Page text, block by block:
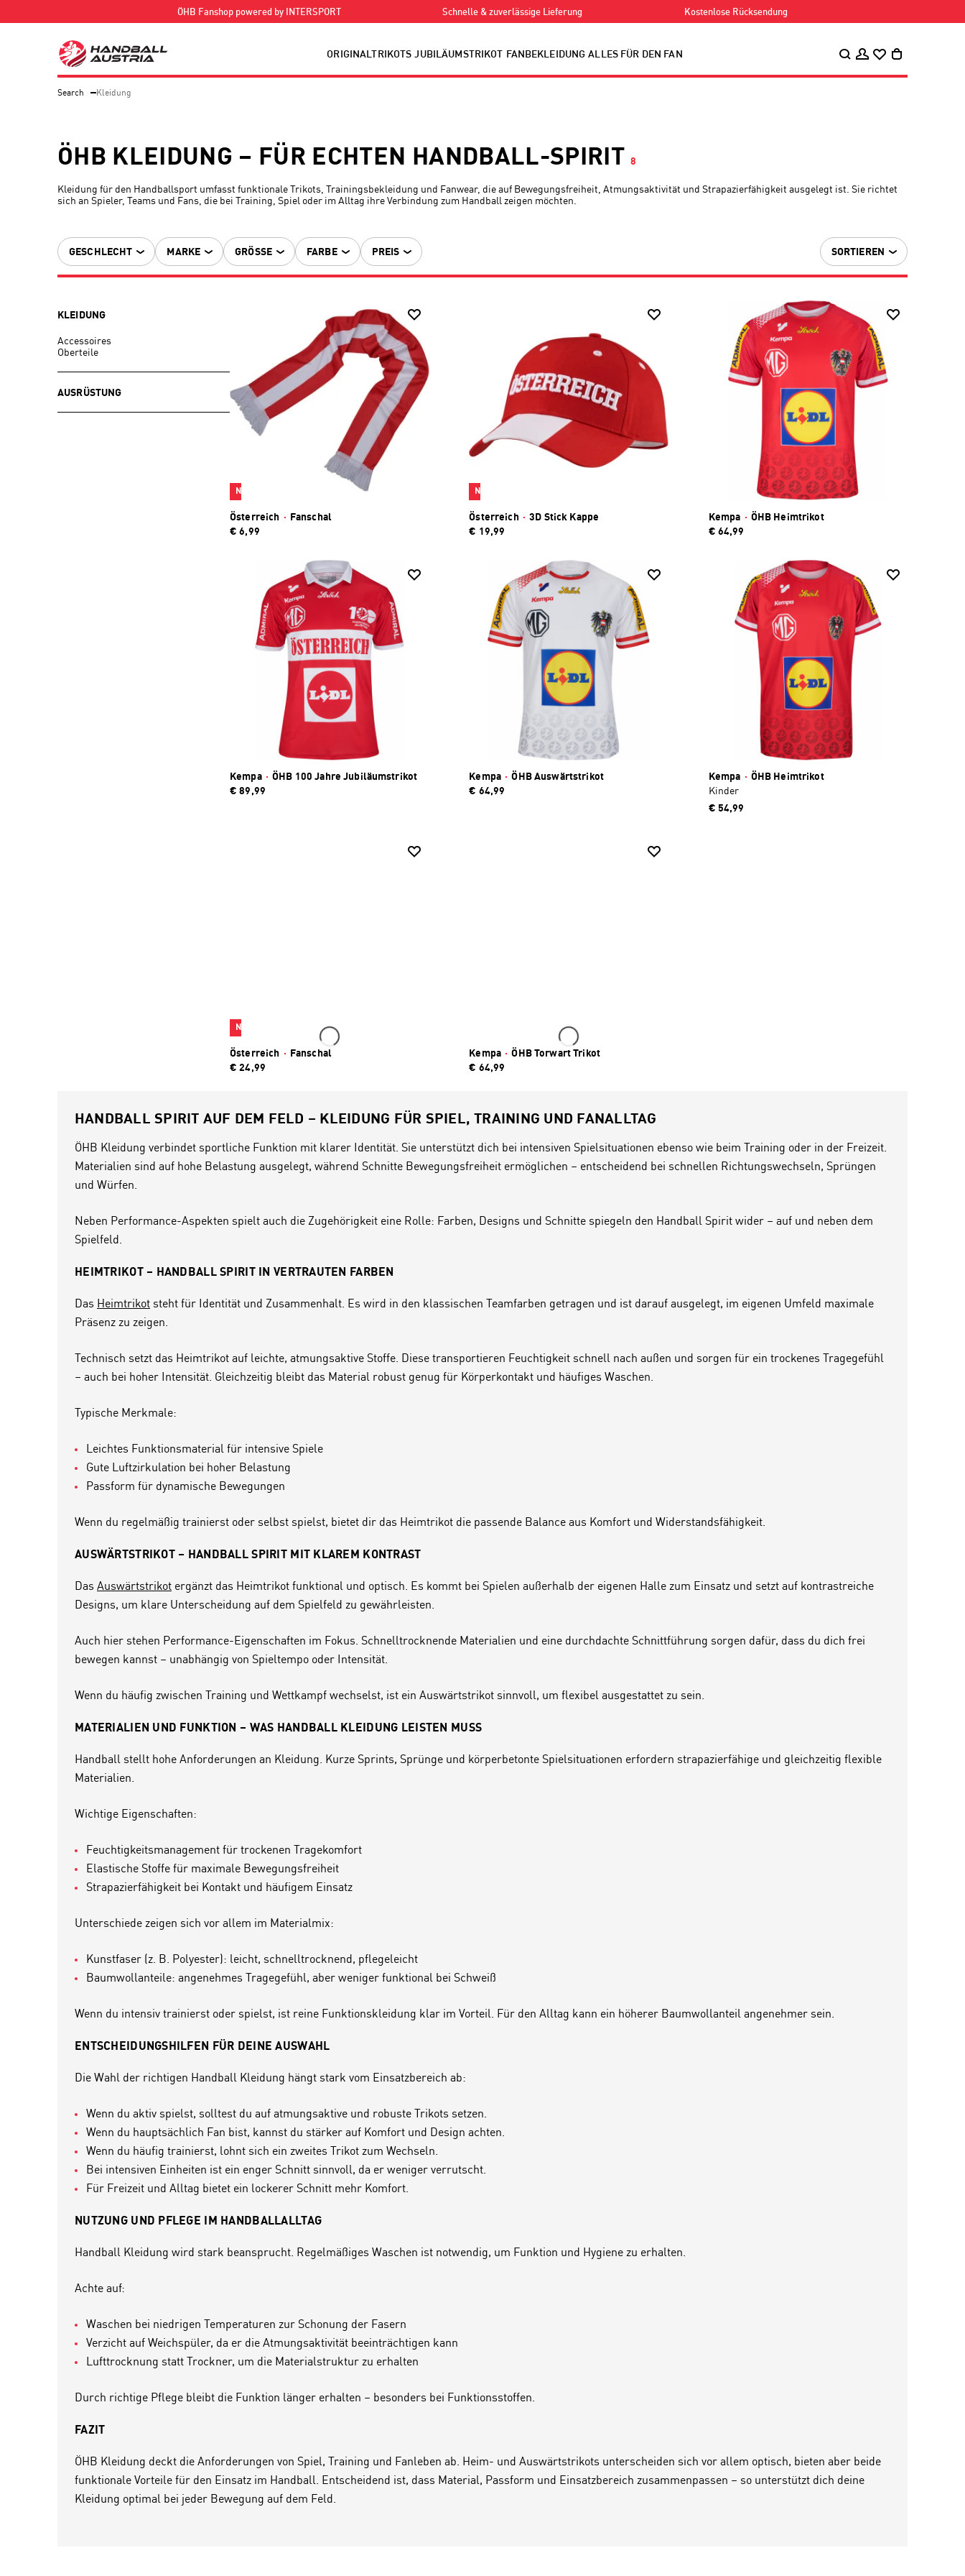
ÖHB Fanshop powered by INTERSPORT Schnelle & zuverlässige Lieferung Kostenlose Rücksendung
ORIGINALTRIKOTS JUBILÄUMSTRIKOT FANBEKLEIDUNG ALLES FÜR DEN FAN
Search Kleidung
ÖHB KLEIDUNG – FÜR ECHTEN HANDBALL-SPIRIT 8
Kleidung für den Handballsport umfasst funktionale Trikots, Trainingsbekleidung und Fanwear, die auf Bewegungsfreiheit, Atmungsaktivität und Strapazierfähigkeit ausgelegt ist. Sie richtet
sich an Spieler, Teams und Fans, die bei Training, Spiel oder im Alltag ihre Verbindung zum Handball zeigen möchten.
GESCHLECHT MARKE GRÖSSE FARBE PREIS SORTIEREN
KLEIDUNG
Accessoires
Oberteile
AUSRÜSTUNG
Neu
Österreich ·
Fanschal
€ 6,99
Neu
Österreich · 3D Stick Kappe
€ 19,99
Kempa · ÖHB Heimtrikot
€ 64,99
Kempa · ÖHB 100 Jahre Jubiläumstrikot
€ 89,99
Kempa · ÖHB Auswärtstrikot
€ 64,99
Kempa · ÖHB Heimtrikot
Kinder
€ 54,99
Neu
Österreich ·
Fanschal
€ 24,99
Kempa · ÖHB Torwart Trikot
€ 64,99
HANDBALL SPIRIT AUF DEM FELD – KLEIDUNG FÜR SPIEL, TRAINING UND FANALLTAG
ÖHB Kleidung verbindet sportliche Funktion mit klarer Identität. Sie unterstützt dich bei intensiven Spielsituationen ebenso wie beim Training oder in der Freizeit.
Materialien sind auf hohe Belastung ausgelegt, während Schnitte Bewegungsfreiheit ermöglichen – entscheidend bei schnellen Richtungswechseln, Sprüngen
und Würfen.
Neben Performance-Aspekten spielt auch die Zugehörigkeit eine Rolle: Farben, Designs und Schnitte spiegeln den Handball Spirit wider – auf und neben dem
Spielfeld.
HEIMTRIKOT – HANDBALL SPIRIT IN VERTRAUTEN FARBEN
Das Heimtrikot steht für Identität und Zusammenhalt. Es wird in den klassischen Teamfarben getragen und ist darauf ausgelegt, im eigenen Umfeld maximale
Präsenz zu zeigen.
Technisch setzt das Heimtrikot auf leichte, atmungsaktive Stoffe. Diese transportieren Feuchtigkeit schnell nach außen und sorgen für ein trockenes Tragegefühl
– auch bei hoher Intensität. Gleichzeitig bleibt das Material robust genug für Körperkontakt und häufiges Waschen.
Typische Merkmale:
Leichtes Funktionsmaterial für intensive Spiele
Gute Luftzirkulation bei hoher Belastung
Passform für dynamische Bewegungen
Wenn du regelmäßig trainierst oder selbst spielst, bietet dir das Heimtrikot die passende Balance aus Komfort und Widerstandsfähigkeit.
AUSWÄRTSTRIKOT – HANDBALL SPIRIT MIT KLAREM KONTRAST
Das Auswärtstrikot ergänzt das Heimtrikot funktional und optisch. Es kommt bei Spielen außerhalb der eigenen Halle zum Einsatz und setzt auf kontrastreiche
Designs, um klare Unterscheidung auf dem Spielfeld zu gewährleisten.
Auch hier stehen Performance-Eigenschaften im Fokus. Schnelltrocknende Materialien und eine durchdachte Schnittführung sorgen dafür, dass du dich frei
bewegen kannst – unabhängig von Spieltempo oder Intensität.
Wenn du häufig zwischen Training und Wettkampf wechselst, ist ein Auswärtstrikot sinnvoll, um flexibel ausgestattet zu sein.
MATERIALIEN UND FUNKTION – WAS HANDBALL KLEIDUNG LEISTEN MUSS
Handball stellt hohe Anforderungen an Kleidung. Kurze Sprints, Sprünge und körperbetonte Spielsituationen erfordern strapazierfähige und gleichzeitig flexible
Materialien.
Wichtige Eigenschaften:
Feuchtigkeitsmanagement für trockenen Tragekomfort
Elastische Stoffe für maximale Bewegungsfreiheit
Strapazierfähigkeit bei Kontakt und häufigem Einsatz
Unterschiede zeigen sich vor allem im Materialmix:
Kunstfaser (z. B. Polyester): leicht, schnelltrocknend, pflegeleicht
Baumwollanteile: angenehmes Tragegefühl, aber weniger funktional bei Schweiß
Wenn du intensiv trainierst oder spielst, ist reine Funktionskleidung klar im Vorteil. Für den Alltag kann ein höherer Baumwollanteil angenehmer sein.
ENTSCHEIDUNGSHILFEN FÜR DEINE AUSWAHL
Die Wahl der richtigen Handball Kleidung hängt stark vom Einsatzbereich ab:
Wenn du aktiv spielst, solltest du auf atmungsaktive und robuste Trikots setzen.
Wenn du hauptsächlich Fan bist, kannst du stärker auf Komfort und Design achten.
Wenn du häufig trainierst, lohnt sich ein zweites Trikot zum Wechseln.
Bei intensiven Einheiten ist ein enger Schnitt sinnvoll, da er weniger verrutscht.
Für Freizeit und Alltag bietet ein lockerer Schnitt mehr Komfort.
NUTZUNG UND PFLEGE IM HANDBALLALLTAG
Handball Kleidung wird stark beansprucht. Regelmäßiges Waschen ist notwendig, um Funktion und Hygiene zu erhalten.
Achte auf:
Waschen bei niedrigen Temperaturen zur Schonung der Fasern
Verzicht auf Weichspüler, da er die Atmungsaktivität beeinträchtigen kann
Lufttrocknung statt Trockner, um die Materialstruktur zu erhalten
Durch richtige Pflege bleibt die Funktion länger erhalten – besonders bei Funktionsstoffen.
FAZIT
ÖHB Kleidung deckt die Anforderungen von Spiel, Training und Fanleben ab. Heim- und Auswärtstrikots unterscheiden sich vor allem optisch, bieten aber beide
funktionale Vorteile für den Einsatz im Handball. Entscheidend ist, dass Material, Passform und Einsatzbereich zusammenpassen – so unterstützt dich deine
Kleidung optimal bei jeder Bewegung auf dem Feld.